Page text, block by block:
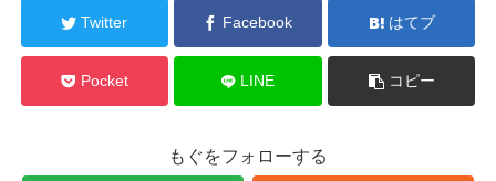
Twitter Facebook はてブ
Pocket LINE コピー
もぐをフォローする